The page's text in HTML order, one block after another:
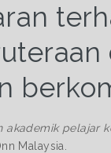
pelajar
Malaysia.